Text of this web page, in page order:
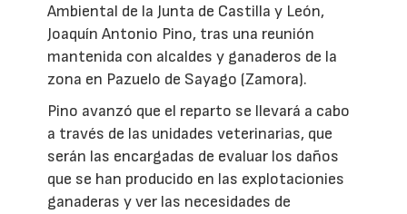
Ambiental de la Junta de Castilla y León,
Joaquín Antonio Pino, tras una reunión
mantenida con alcaldes y ganaderos de la
zona en Pazuelo de Sayago (Zamora).
Pino avanzó que el reparto se llevará a cabo
a través de las unidades veterinarias, que
serán las encargadas de evaluar los daños
que se han producido en las explotacionies
ganaderas y ver las necesidades de